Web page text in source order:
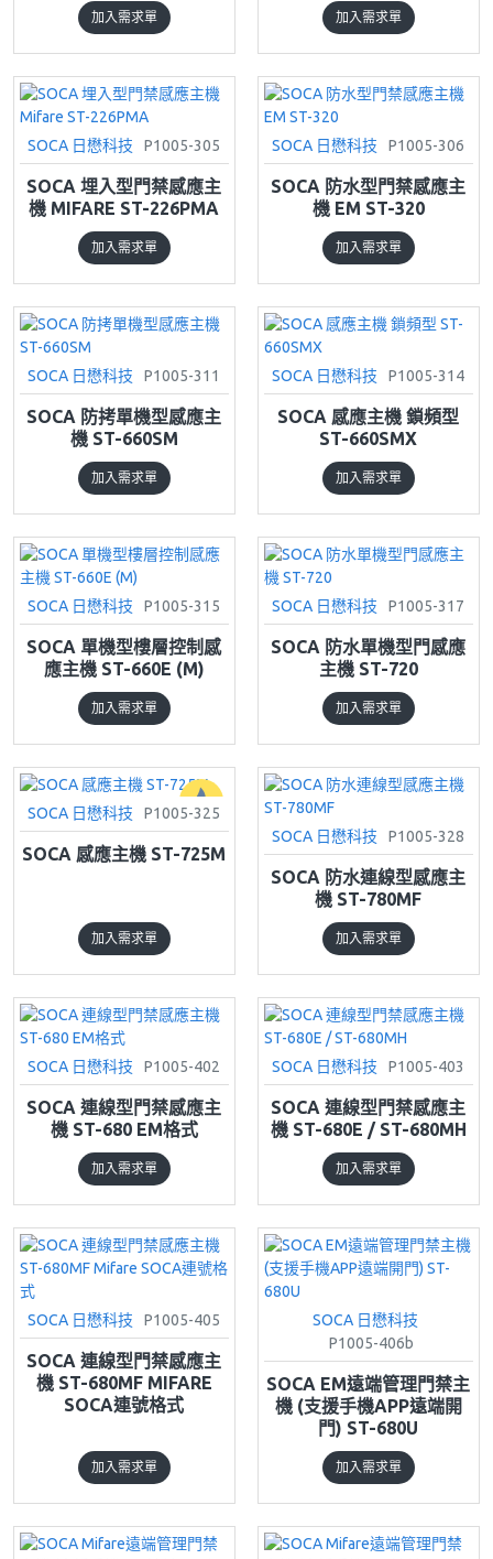
加入需求單 加入需求單
SOCA 日懋科技 P1005-305
SOCA 埋入型門禁感應主
機 MIFARE ST-226PMA
加入需求單
SOCA 日懋科技 P1005-306
SOCA 防水型門禁感應主
機 EM ST-320
加入需求單
SOCA 日懋科技 P1005-311
SOCA 防拷單機型感應主
機 ST-660SM
加入需求單
SOCA 日懋科技 P1005-314
SOCA 感應主機 鎖頻型
ST-660SMX
加入需求單
SOCA 日懋科技 P1005-315
SOCA 單機型樓層控制感
應主機 ST-660E (M)
加入需求單
SOCA 日懋科技 P1005-317
SOCA 防水單機型門感應
主機 ST-720
加入需求單
SOCA 日懋科技 P1005-325
SOCA 感應主機 ST-725M
加入需求單
SOCA 日懋科技 P1005-328
SOCA 防水連線型感應主
機 ST-780MF
加入需求單
SOCA 日懋科技 P1005-402
SOCA 連線型門禁感應主
機 ST-680 EM格式
加入需求單
SOCA 日懋科技 P1005-403
SOCA 連線型門禁感應主
機 ST-680E / ST-680MH
加入需求單
SOCA 日懋科技 P1005-405
SOCA 連線型門禁感應主
機 ST-680MF MIFARE
SOCA連號格式
加入需求單
SOCA 日懋科技
P1005-406b
SOCA EM遠端管理門禁主
機 (支援手機APP遠端開
門) ST-680U
加入需求單